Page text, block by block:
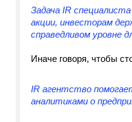
Задача IR
акции, инвесторам
справедливом уровне
Иначе говоря, чтобы
IR агентство
аналитиками о